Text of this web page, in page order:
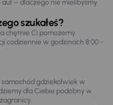
– dlaczego nie mielibyśmy
szukałeś?
chętnie Ci pomożemy.
codziennie w godzinach 8:00 -
gdziekolwiek w
dla Ciebie podobny w